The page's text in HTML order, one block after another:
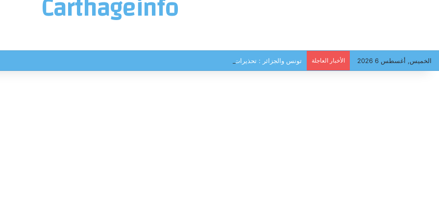
الخميس, أغسطس 6 2026 الأخبار العاجلة تونس والجزائر : تحذيرات من سيناريوهات جوية استثنائية